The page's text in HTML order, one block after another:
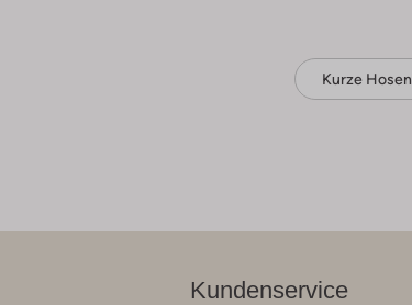
Kurze Hosen
Kundenservice